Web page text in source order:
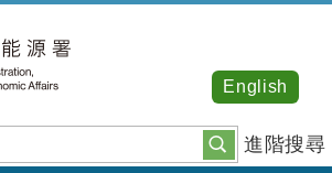
進階搜尋
English